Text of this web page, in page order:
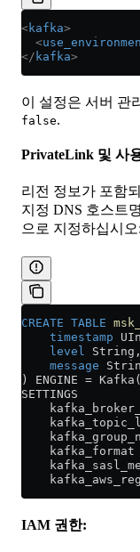
<kafka>
  <
</ kafka>
이 설정은 서버 관
false.
PrivateLink 및 사
리전 정보가 포함
지정 DNS 호스트
으로 지정하십시오:
CREATE TABLE
    timestamp
    level
String,
    message
) ENGINE =
SETTINGS
    kafka_format
IAM 권한: